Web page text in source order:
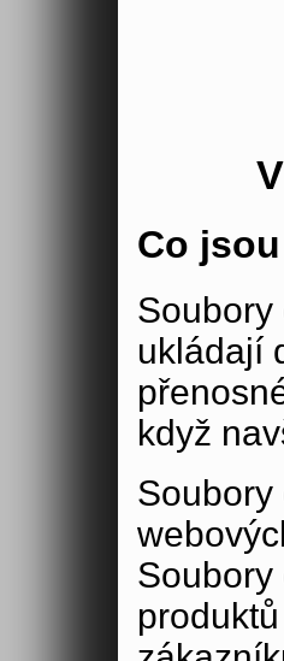
Co
Soubory
ukládají
když